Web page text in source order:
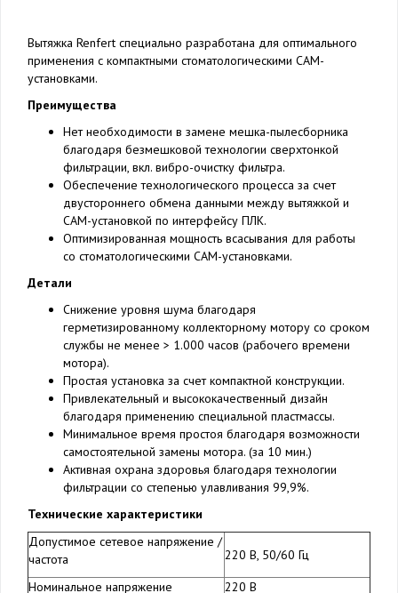
Вытяжка Renfert специально разработана для оптимального
применения с компактными стоматологическими CAM-
установками.
Преимущества
Нет необходимости в замене мешка-пылесборника
благодаря безмешковой технологии сверхтонкой
фильтрации, вкл. вибро-очистку фильтра.
Обеспечение технологического процесса за счет
двустороннего обмена данными между вытяжкой и
CAM-установкой по интерфейсу ПЛК.
Оптимизированная мощность всасывания для работы
со стоматологическими CAM-установками.
Детали
Снижение уровня шума благодаря
герметизированному коллекторному мотору со сроком
службы не менее > 1.000 часов (рабочего времени
мотора).
Простая установка за счет компактной конструкции.
Привлекательный и высококачественный дизайн
благодаря применению специальной пластмассы.
Минимальное время простоя благодаря возможности
самостоятельной замены мотора. (за 10 мин.)
Активная охрана здоровья благодаря технологии
фильтрации со степенью улавливания 99,9%.
Технические характеристики
Допустимое сетевое напряжение /
частота
220 В, 50/60 Гц
Номинальное напряжение
220 В